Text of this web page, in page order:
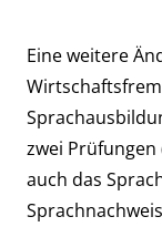
Eine weitere
zwei
auch das